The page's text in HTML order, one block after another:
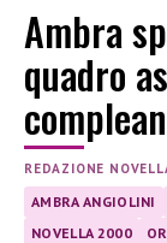
Ambra
quadro
REDAZIONE
AMBRA ANGIOLINI
NOVELLA 2000